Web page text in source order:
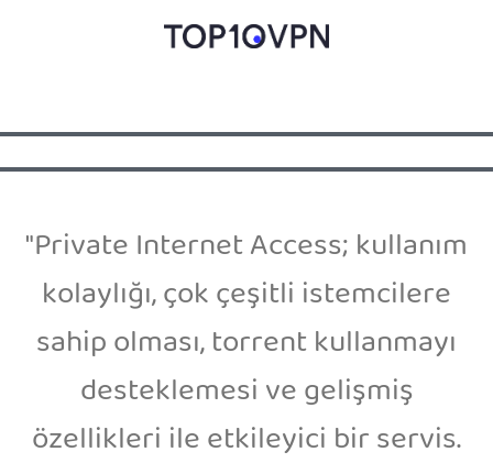
"Private Internet Access; kullanım
kolaylığı, çok çeşitli istemcilere
sahip olması, torrent kullanmayı
desteklemesi ve gelişmiş
özellikleri ile etkileyici bir servis.